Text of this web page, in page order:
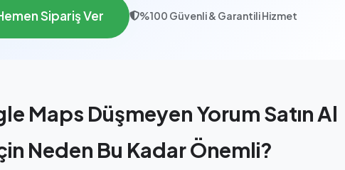
Sipariş Ver %100 Güvenli & Garantili Hizmet
Maps Düşmeyen Yorum Satın Al
Neden Bu Kadar Önemli?